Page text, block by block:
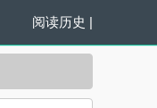
阅读历史 |